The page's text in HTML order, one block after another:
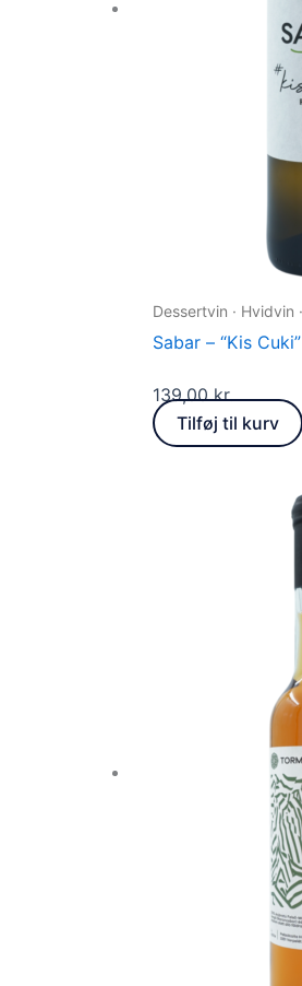
Dessertvin · Hvidvin
Sabar – “Kis
139,00kr.
Tilføj til kurv